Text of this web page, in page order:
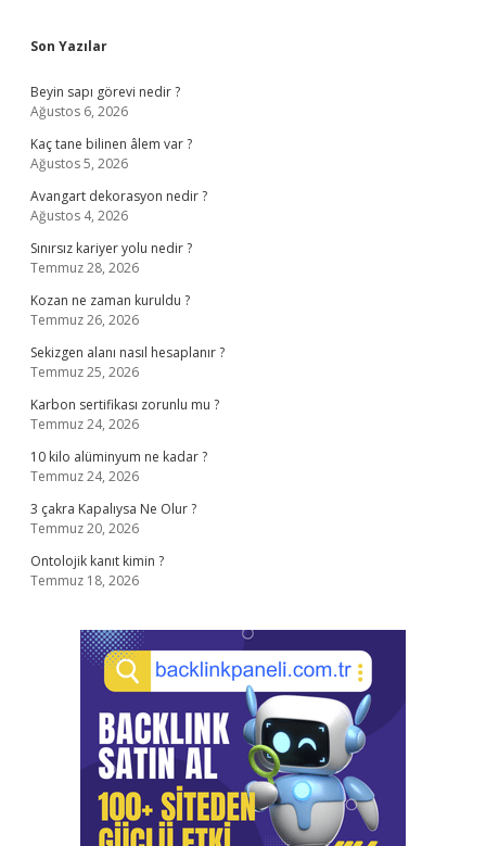
Sidebar
Son Yazılar
Beyin sapı görevi nedir ?
Ağustos 6, 2026
Kaç tane bilinen âlem var ?
Ağustos 5, 2026
Avangart dekorasyon nedir ?
Ağustos 4, 2026
Sınırsız kariyer yolu nedir ?
Temmuz 28, 2026
Kozan ne zaman kuruldu ?
Temmuz 26, 2026
Sekizgen alanı nasıl hesaplanır ?
Temmuz 25, 2026
Karbon sertifikası zorunlu mu ?
Temmuz 24, 2026
10 kilo alüminyum ne kadar ?
Temmuz 24, 2026
3 çakra Kapalıysa Ne Olur ?
Temmuz 20, 2026
Ontolojik kanıt kimin ?
Temmuz 18, 2026